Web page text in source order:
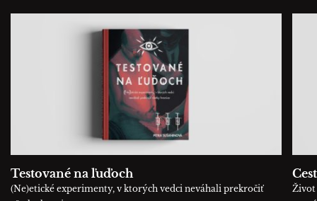
Testované na ľuďoch
(Ne)etické experimenty, v ktorých vedci neváhali prekročiť
Život